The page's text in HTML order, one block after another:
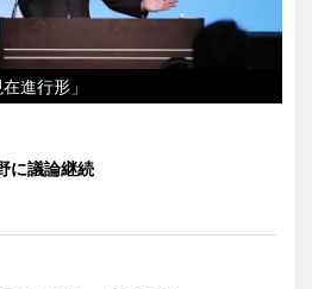
進行形」
に議論継続